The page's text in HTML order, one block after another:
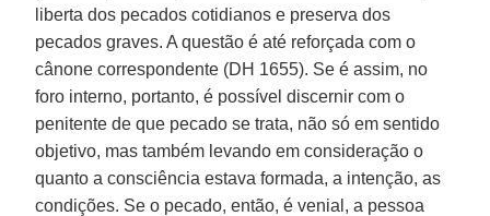
liberta dos pecados cotidianos e preserva dos
pecados graves. A questão é até reforçada com o
cânone correspondente (DH 1655). Se é assim, no
foro interno, portanto, é possível discernir com o
penitente de que pecado se trata, não só em sentido
objetivo, mas também levando em consideração o
quanto a consciência estava formada, a intenção, as
condições. Se o pecado, então, é venial, a pessoa